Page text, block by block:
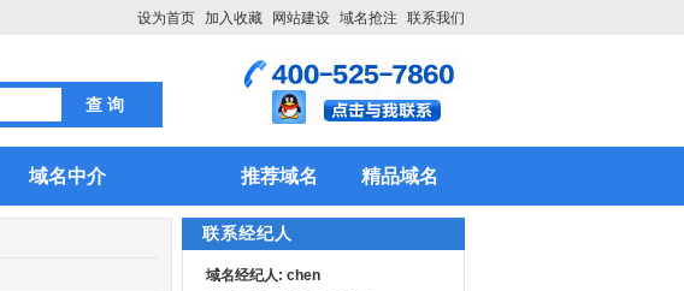
设为首页 加入收藏 网站建设 域名抢注 联系我们
域名中介 推荐域名 精品域名
联系经纪人
域名经纪人: chen